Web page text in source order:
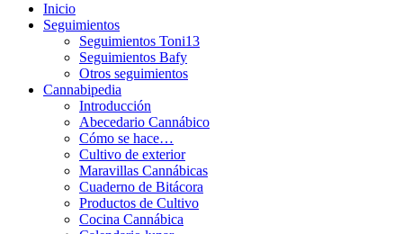
Inicio
Seguimientos
Seguimientos Toni13
Seguimientos Bafy
Otros seguimientos
Cannabipedia
Introducción
Abecedario Cannábico
Cómo se hace…
Cultivo de exterior
Maravillas Cannábicas
Cuaderno de Bitácora
Productos de Cultivo
Cocina Cannábica